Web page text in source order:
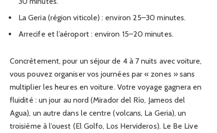
La Geria (région viticole) : environ 25–30 minutes.
Arrecife et l’aéroport : environ 15–20 minutes.
Concrètement, pour un séjour de 4 à 7 nuits avec voiture,
vous pouvez organiser vos journées par « zones » sans
multiplier les heures en voiture. Votre voyage gagnera en
fluidité : un jour au nord (Mirador del Río, Jameos del
Agua), un autre dans le centre (volcans, La Geria), un
troisième à l’ouest (El Golfo, Los Hervideros). Le Be Live